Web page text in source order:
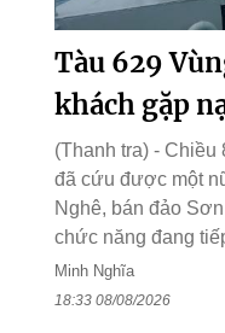
Tàu 629
khách gặp
(Thanh tra) - Chiều
đã cứu được một
Nghê, bán đảo
chức năng đang
Minh Nghĩa
18:33 08/08/2026